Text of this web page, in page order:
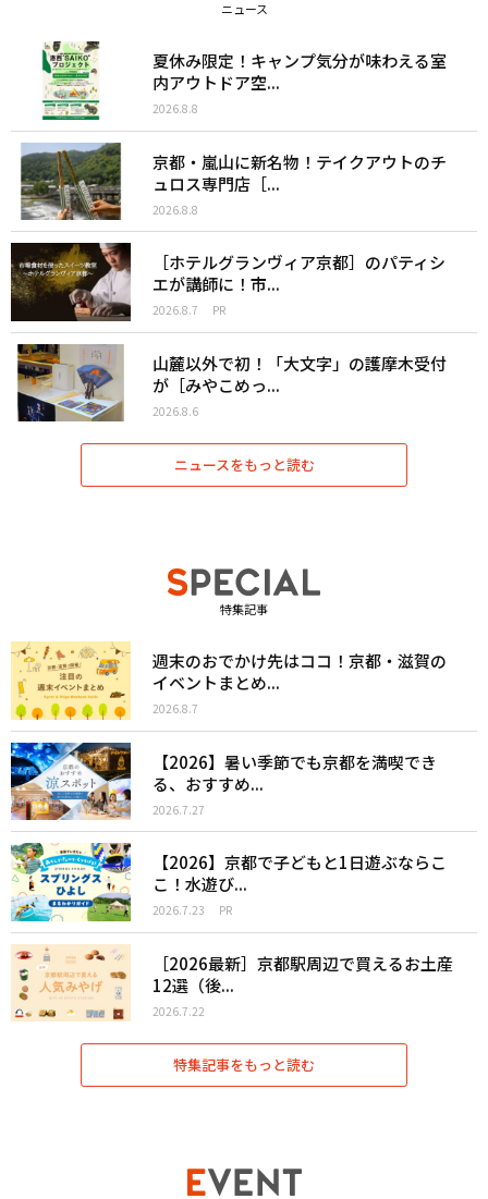
ニュース
夏休み限定！キャンプ気分が味わえる室
内アウトドア空...
2026.8.8
京都・嵐山に新名物！テイクアウトのチ
ュロス専門店［...
2026.8.8
［ホテルグランヴィア京都］のパティシ
エが講師に！市...
2026.8.7 PR
山麓以外で初！「大文字」の護摩木受付
が［みやこめっ...
2026.8.6
ニュースをもっと読む
特集記事
週末のおでかけ先はココ！京都・滋賀の
イベントまとめ...
2026.8.7
【2026】暑い季節でも京都を満喫でき
る、おすすめ...
2026.7.27
【2026】京都で子どもと1日遊ぶならこ
こ！水遊び...
2026.7.23 PR
［2026最新］京都駅周辺で買えるお土産
12選（後...
2026.7.22
特集記事をもっと読む